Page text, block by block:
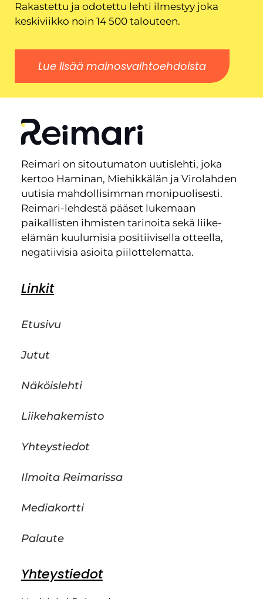
Rakastettu ja odotettu lehti ilmestyy joka
keskiviikko noin 14 500 talouteen.
Lue lisää mainosvaihtoehdoista
Reimari on sitoutumaton uutislehti, joka
kertoo Haminan, Miehikkälän ja Virolahden
uutisia mahdollisimman monipuolisesti.
Reimari-lehdestä pääset lukemaan
paikallisten ihmisten tarinoita sekä liike-
elämän kuulumisia positiivisella otteella,
negatiivisia asioita piilottelematta.
Linkit
Etusivu
Jutut
Näköislehti
Liikehakemisto
Yhteystiedot
Ilmoita Reimarissa
Mediakortti
Palaute
Yhteystiedot